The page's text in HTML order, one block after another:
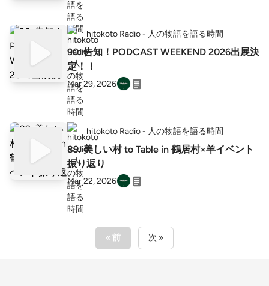
hitokoto Radio - 人の物語を語る時間
90. 告知！PODCAST WEEKEND 2026出展決
定！！
Mar 29, 2026
hitokoto Radio - 人の物語を語る時間
89. 美しい村 to Table in 鶴居村×羊イベント
振り返り
Mar 22, 2026
« 前 次 »